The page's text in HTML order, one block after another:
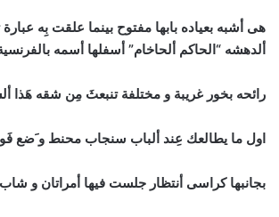
هى أشبه بعياده بابها مفتوح بينما علقت بِه عبارة
ألدهشه “الحاكم ألحاخام” أسفلها أسمه
رائحه بخور غريبة و مختلفة تنبعثَ مِن شقه هَذا
اول ما يطالعك عِند ألباب سنجاب محنط و َضع
بجانبها كراسى أنتظار جلست فيها أمراتان و